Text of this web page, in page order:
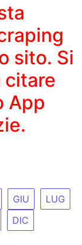
sito. Si
citare
App
GIU
LUG
DIC